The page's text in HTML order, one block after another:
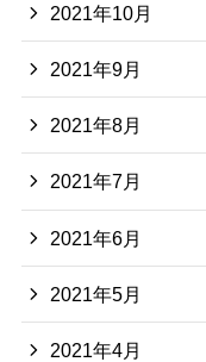
2021年10月
2021年9月
2021年8月
2021年7月
2021年6月
2021年5月
2021年4月